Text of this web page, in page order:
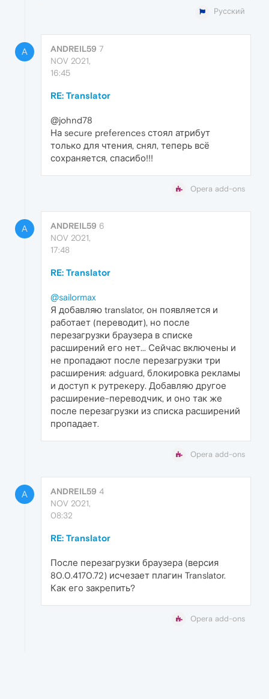
Русский
A ANDREIL59 7
NOV 2021,
16:45
RE: Translator
@johnd78
На secure preferences стоял атрибут
только для чтения, снял, теперь всё
сохраняется, спасибо!!!
Opera add-ons
A ANDREIL59 6
NOV 2021,
17:48
RE: Translator
@sailormax
Я добавляю translator, он появляется и
работает (переводит), но после
перезагрузки браузера в списке
расширений его нет... Сейчас включены и
не пропадают после перезагрузки три
расширения: adguard, блокировка рекламы
и доступ к рутрекеру. Добавляю другое
расширение-переводчик, и оно так же
после перезагрузки из списка расширений
пропадает.
Opera add-ons
A ANDREIL59 4
NOV 2021,
08:32
RE: Translator
После перезагрузки браузера (версия
80.0.4170.72) исчезает плагин Translator.
Как его закрепить?
Opera add-ons